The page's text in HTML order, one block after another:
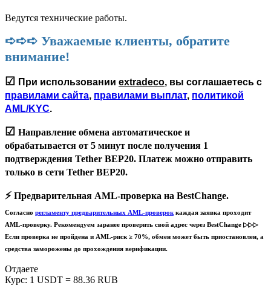
Ведутся технические работы.
➪➪➪ Уважаемые клиенты, обратите
внимание!
☑ При использовании extradeco, вы соглашаетесь с
правилами сайта, правилами выплат, политикой
AML/KYC.
☑ Направление обмена автоматическое и
обрабатывается от 5 минут после получения 1
подтверждения Tether BEP20. Платеж можно отправить
только в сети Tether BEP20.
⚡️ Предварительная AML-проверка на BestChange.
Согласно регламенту предварительных AML-проверок каждая заявка проходит
AML-проверку. Рекомендуем заранее проверить свой адрес через BestChange ▷▷▷
Если проверка не пройдена и AML-риск ≥ 70%, обмен может быть приостановлен, а
средства заморожены до прохождения верификации.
Отдаете
Курс: 1 USDT = 88.36 RUB